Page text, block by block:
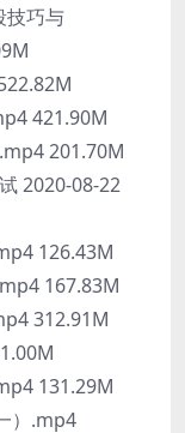
巧与
421.90M
201.70M
2020-08-22
126.43M
167.83M
312.91M
131.29M
）.mp4